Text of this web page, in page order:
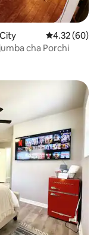
Ukadiriaji wa
4.32 (60)
cha Porchi